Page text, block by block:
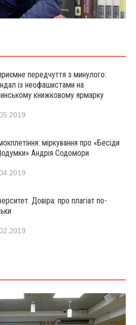
передчуття з минулого:
із неофашистами на
книжковому ярмарку
міркування про «Бесіди
Андрія Содомори
Довіра: про плагіат по-